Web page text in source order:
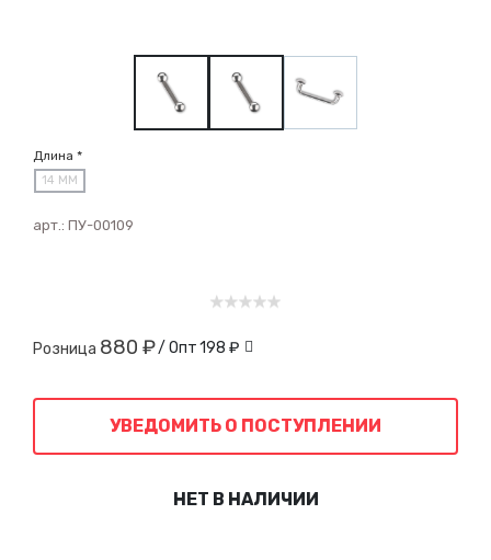
Длина *
14 ММ
арт.: ПУ-00109
Розница 880 ₽/ Опт198 ₽
УВЕДОМИТЬ О ПОСТУПЛЕНИИ
НЕТ В НАЛИЧИИ